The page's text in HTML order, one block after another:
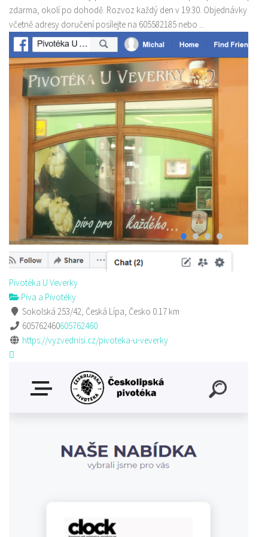
zdarma, okolí po dohodě. Rozvoz každý den v 19:30. Objednávky
včetně adresy doručení posílejte na 605582185 nebo ...
Pivotéka U Veverky
Piva a Pivotéky
Sokolská 253/42, Česká Lípa, Česko 0.17 km
605762460605762460
https://vyzvednisi.cz/pivoteka-u-veverky